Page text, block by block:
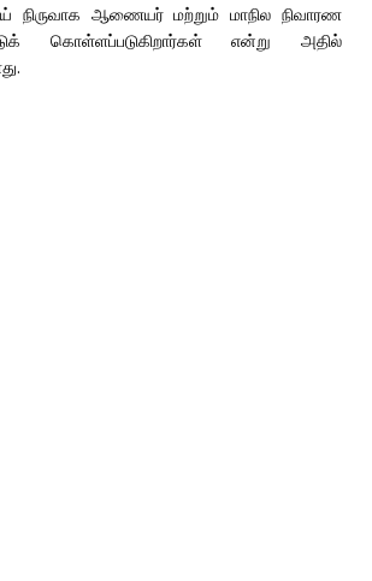
நிருவாக ஆணையர் மற்றும் மாநில நிவாரண
கொள்ளப்படுகிறார்கள் என்று அதில்